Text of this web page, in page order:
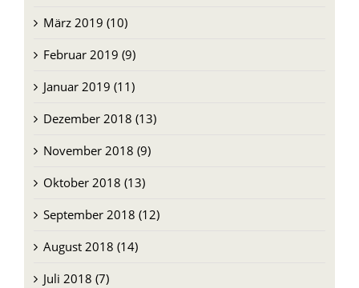
März 2019 (10)
Februar 2019 (9)
Januar 2019 (11)
Dezember 2018 (13)
November 2018 (9)
Oktober 2018 (13)
September 2018 (12)
August 2018 (14)
Juli 2018 (7)